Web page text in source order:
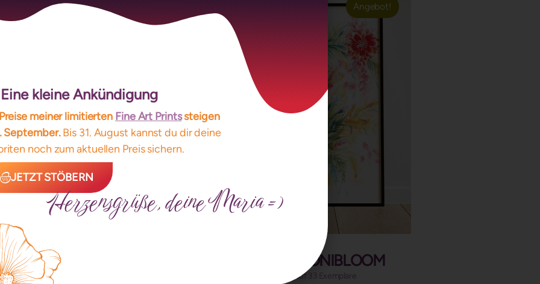
Artprint ~ VULVADARK
Limitiert auf 33 Exemplare
Angebot!
Artprint ~ YONIBLOOM
Limitiert auf 33 Exemplare
Eine kleine Ankündigung
meiner limitierten Fine Art Printssteigen
September.Bis 31. August kannst du dir deine
noch zum aktuellen Preis sichern.
JETZT STÖBERN
Herzensgrüße, deine Maria =)